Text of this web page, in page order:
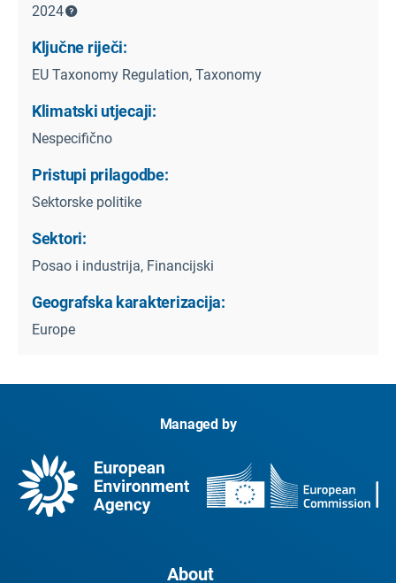
2024
Ključne riječi:
EU Taxonomy Regulation, Taxonomy
Klimatski utjecaji:
Nespecifično
Pristupi prilagodbe:
Sektorske politike
Sektori:
Posao i industrija, Financijski
Geografska karakterizacija:
Europe
Managed by
About